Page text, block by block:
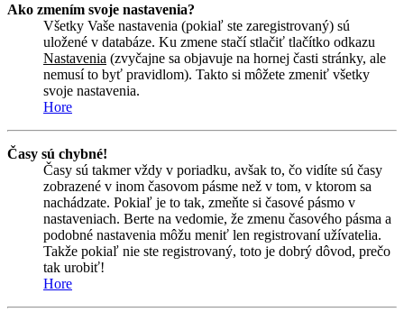
Ako zmením svoje nastavenia?
Všetky Vaše nastavenia (pokiaľ ste zaregistrovaný) sú
uložené v databáze. Ku zmene stačí stlačiť tlačítko odkazu
Nastavenia (zvyčajne sa objavuje na hornej časti stránky, ale
nemusí to byť pravidlom). Takto si môžete zmeniť všetky
svoje nastavenia.
Hore
Časy sú chybné!
Časy sú takmer vždy v poriadku, avšak to, čo vidíte sú časy
zobrazené v inom časovom pásme než v tom, v ktorom sa
nachádzate. Pokiaľ je to tak, zmeňte si časové pásmo v
nastaveniach. Berte na vedomie, že zmenu časového pásma a
podobné nastavenia môžu meniť len registrovaní užívatelia.
Takže pokiaľ nie ste registrovaný, toto je dobrý dôvod, prečo
tak urobiť!
Hore